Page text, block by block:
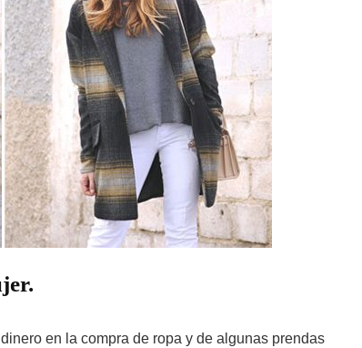
en la compra de ropa y de algunas prendas